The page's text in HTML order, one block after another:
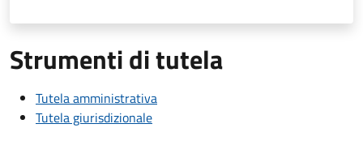
Strumenti di tutela
Tutela amministrativa
Tutela giurisdizionale